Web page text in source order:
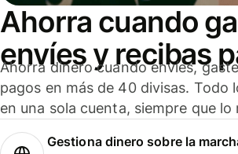
Ahorra cuando
envíes y recibas
Ahorra dinero cuando envíes,
pagos en más de 40 divisas. Todo
en una sola cuenta, siempre que lo
Gestiona dinero sobre la